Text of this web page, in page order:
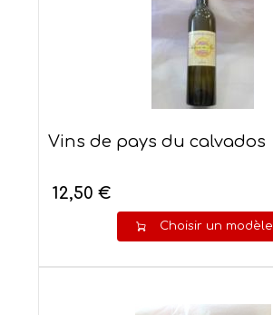
Vins de pays du calvados
12,50 €
Choisir un modèle